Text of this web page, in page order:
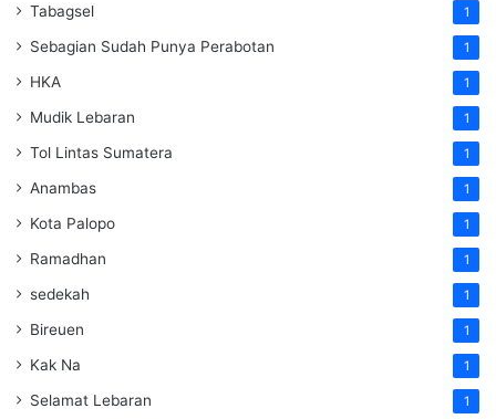
Tabagsel 1
Sebagian Sudah Punya Perabotan 1
HKA 1
Mudik Lebaran 1
Tol Lintas Sumatera 1
Anambas 1
Kota Palopo 1
Ramadhan 1
sedekah 1
Bireuen 1
Kak Na 1
Selamat Lebaran 1